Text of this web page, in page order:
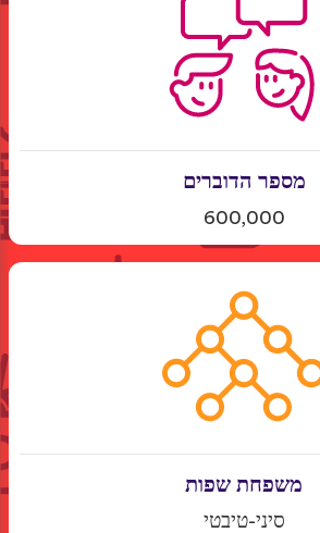
מספר הדוברים
600,000
משפחת שפות
סיני-טיבטי